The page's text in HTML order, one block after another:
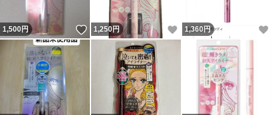
1,500円 いいね！
1,250円 いいね！
1,360円